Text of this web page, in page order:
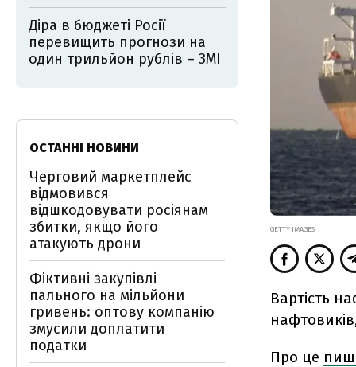
GETTY IMAGES
Вартість
Про це
Діра в бюджеті Росії
перевищить прогнози на
один трильйон рублів – ЗМІ
ОСТАННІ НОВИНИ
Черговий маркетплейс
відмовився
відшкодовувати росіянам
збитки, якщо його
атакують дрони
Фіктивні закупівлі
пального на мільйони
гривень: оптову компанію
змусили доплатити
податки